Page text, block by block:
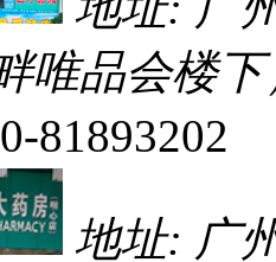
唯品会楼
81893202
地址: 广